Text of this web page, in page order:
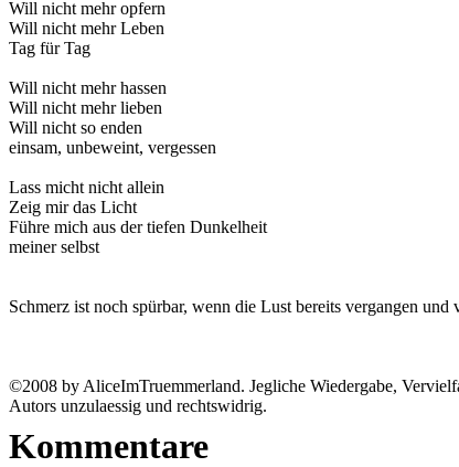
Will nicht mehr opfern
Will nicht mehr Leben
Tag für Tag
Will nicht mehr hassen
Will nicht mehr lieben
Will nicht so enden
einsam, unbeweint, vergessen
Lass micht nicht allein
Zeig mir das Licht
Führe mich aus der tiefen Dunkelheit
meiner selbst
Schmerz ist noch spürbar, wenn die Lust bereits vergangen und
©2008 by AliceImTruemmerland. Jegliche Wiedergabe,
Autors unzulaessig und rechtswidrig.
Kommentare